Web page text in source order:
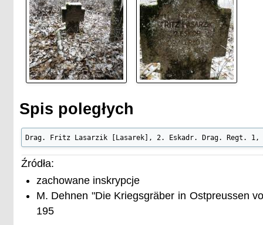
Spis poległych
Drag. Fritz Lasarzik [Lasarek], 2. Eskadr. Drag. Regt. 1,
Źródła:
zachowane inskrypcje
M. Dehnen "Die Kriegsgräber in Ostpreussen
195